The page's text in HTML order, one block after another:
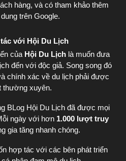
hàng, và có tham khảo thêm
trên Google.
với Hội Du Lịch
của Hội Du Lịch là muốn đưa
đến với độc giả. Song song đó
chính xác về du lịch phải được
thường xuyên.
BLog Hội Du Lịch đã được mọi
ngày với hơn 1.000 lượt truy
gia tăng nhanh chóng.
hợp tác với các bên phát triển